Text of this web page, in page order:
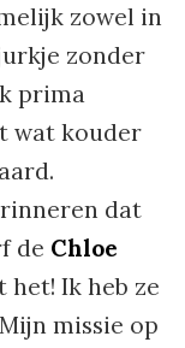
zowel in
zonder
prima
wat kouder
dat
de Chloe
het! Ik heb ze
missie op